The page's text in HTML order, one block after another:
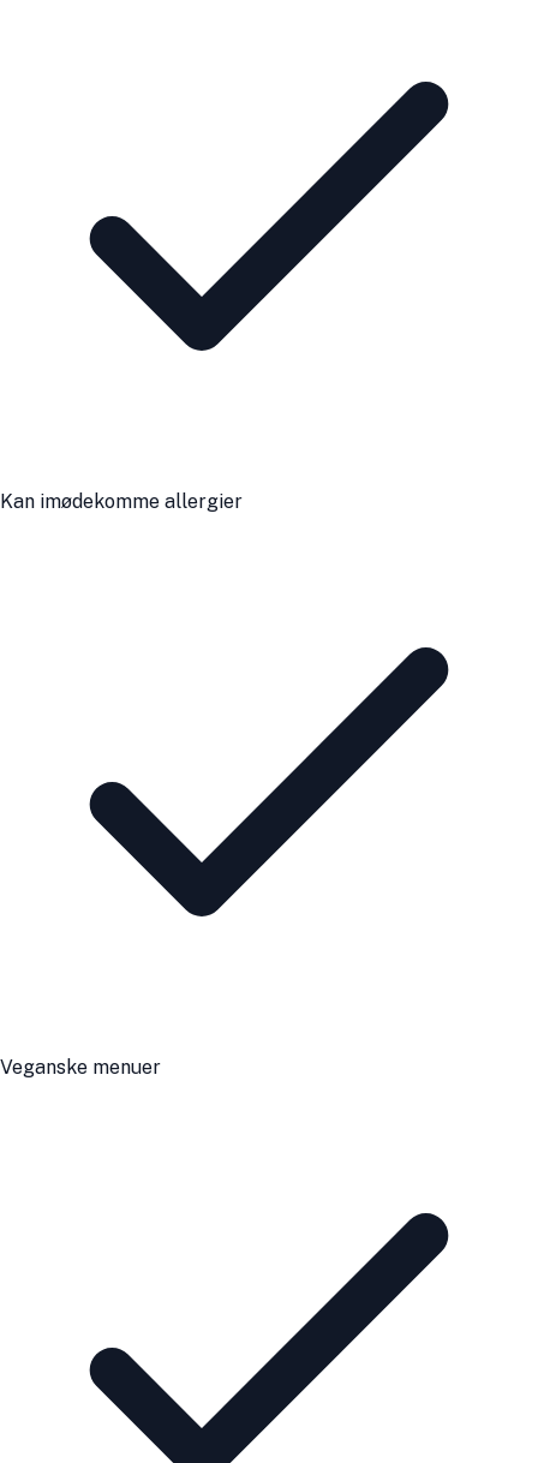
Kan imødekomme allergier
Veganske menuer